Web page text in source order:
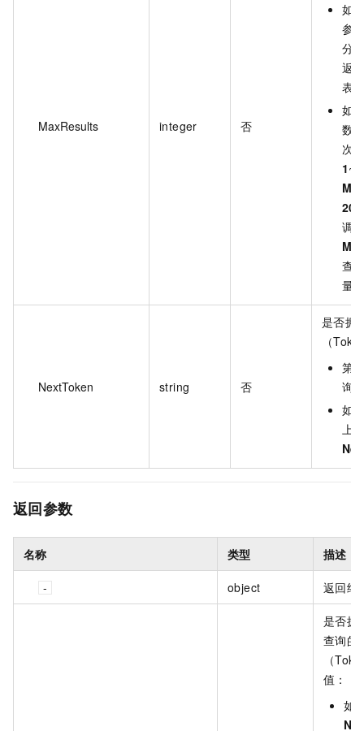
MaxResults integer 否
如
参
分
返
表
如
数
次
1~
20
调
查
量
NextToken string 否
是否拥
（
第
询
如
上
返回参数
名称 类型 描述
object 返回结
是否拥
查询的
（
值：
如